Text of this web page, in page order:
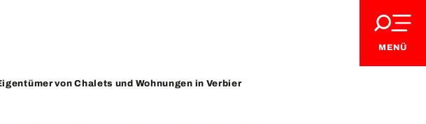
MENÜ
von Chalets und Wohnungen in Verbier